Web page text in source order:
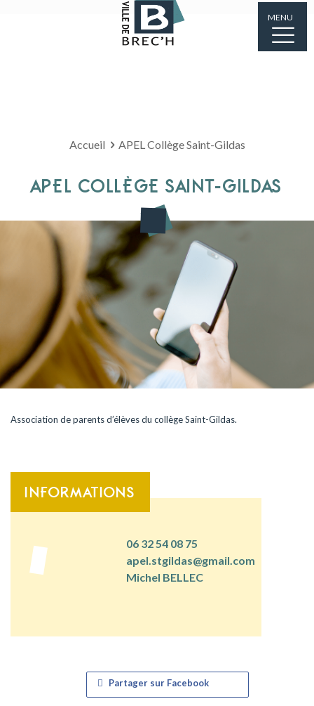
MENU
Accueil APEL Collège Saint-Gildas
APEL COLLÈGE SAINT-GILDAS
Association de parents d’élèves du collège Saint-Gildas.
INFORMATIONS
06 32 54 08 75
apel.stgildas@gmail.com
Michel BELLEC
Partager sur Facebook